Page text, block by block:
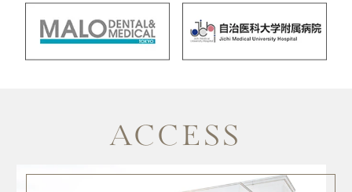
ACCESS